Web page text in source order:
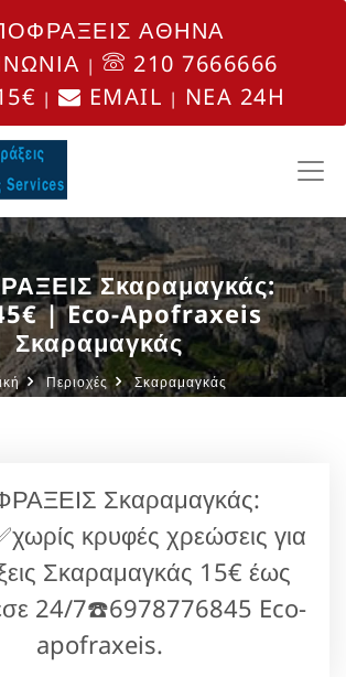
ΑΘΗΝΑ
|
210 7666666
| EMAIL | NEA 24H
Σκαραμαγκάς:
| Eco-Apofraxeis
Σκαραμαγκάς
Περιοχές Σκαραμαγκάς
Σκαραμαγκάς:
κρυφές χρεώσεις για
Σκαραμαγκάς 15€ έως
24/7☎️6978776845 Eco-
apofraxeis.